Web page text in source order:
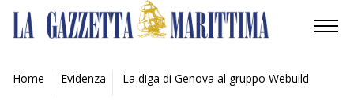
AMBIENTE
Home Evidenza La diga di Genova al gruppo Webuild